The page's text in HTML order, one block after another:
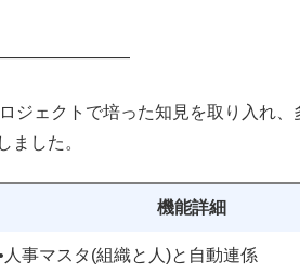
ジェクトで培った知見を取り入れ
ました。
機能詳細
人事マスタ(組織と人)と自動連係